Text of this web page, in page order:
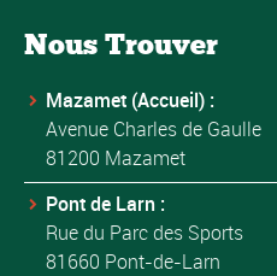
Nous Trouver
Mazamet (Accueil) :
Avenue Charles de Gaulle
81200 Mazamet
Pont de Larn :
Rue du Parc des Sports
81660 Pont-de-Larn